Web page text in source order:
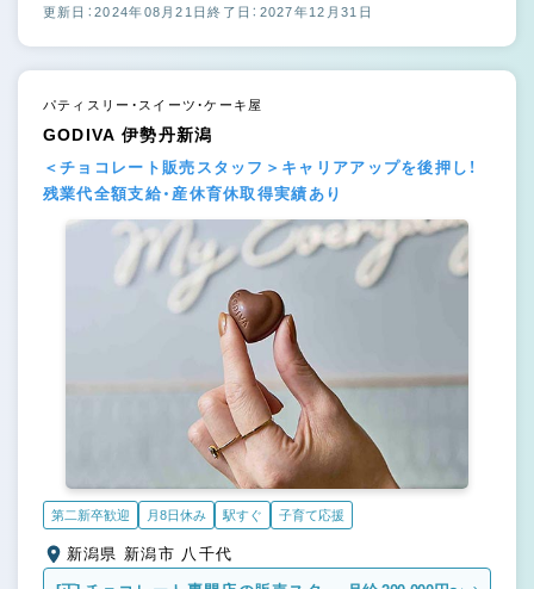
更新日：2024年08月21日終了日：2027年12月31日
パティスリー・スイーツ・ケーキ屋
GODIVA 伊勢丹新潟
＜チョコレート販売スタッフ＞キャリアアップを後押し！
残業代全額支給・産休育休取得実績あり
第二新卒歓迎 月8日休み 駅すぐ 子育て応援
新潟県 新潟市 八千代